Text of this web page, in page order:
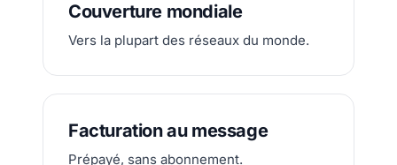
Couverture mondiale
Vers la plupart des réseaux du monde.
Facturation au message
Prépayé, sans abonnement.